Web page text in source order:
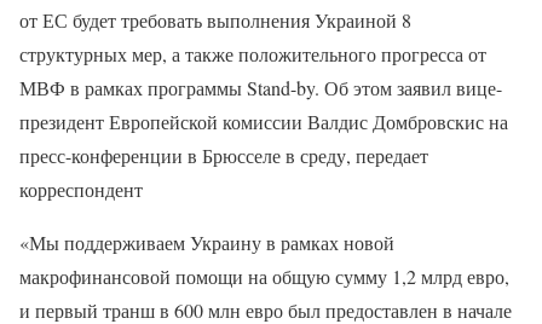
от ЕС будет требовать выполнения Украиной 8
структурных мер, а также положительного прогресса от
МВФ в рамках программы Stand-by. Об этом заявил вице-
президент Европейской комиссии Валдис Домбровскис на
пресс-конференции в Брюсселе в среду, передает
корреспондент
«Мы поддерживаем Украину в рамках новой
макрофинансовой помощи на общую сумму 1,2 млрд евро,
и первый транш в 600 млн евро был предоставлен в начале